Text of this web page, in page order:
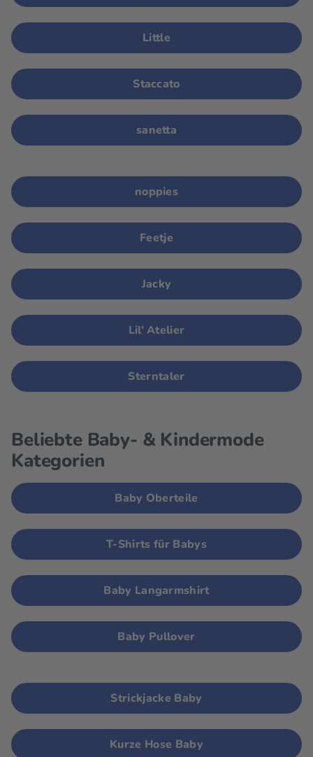
Little
Staccato
sanetta
noppies
Feetje
Jacky
Lil' Atelier
Sterntaler
Beliebte Baby- & Kindermode
Kategorien
Baby Oberteile
T-Shirts für Babys
Baby Langarmshirt
Baby Pullover
Strickjacke Baby
Kurze Hose Baby